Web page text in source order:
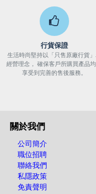
行貨保證
生活時尚堅持以「只售原廠行貨
經營理念， 確保客戶所購買產品
享受到完善的售後服務。
關於我們
公司簡介
職位招聘
聯絡我們
私隱政策
免責聲明